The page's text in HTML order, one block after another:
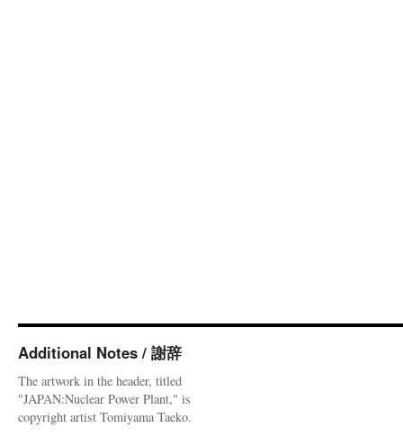
Additional Notes / 謝辞
The artwork in the header, titled
"JAPAN:Nuclear Power Plant," is
copyright artist Tomiyama Taeko.